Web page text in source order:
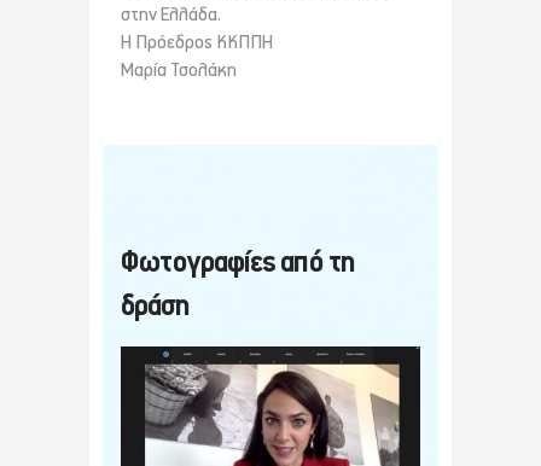
στην Ελλάδα.
Η Πρόεδρος ΚΚΠΠΗ
Μαρία Τσολάκη
Φωτογραφίες από τη
δράση